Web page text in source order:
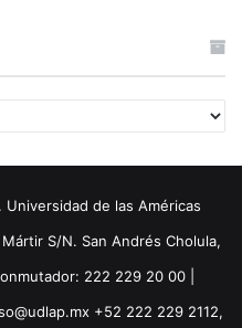
de las Américas
S/N. San Andrés Cholula,
222 229 20 00 |
+52 222 229 2112,